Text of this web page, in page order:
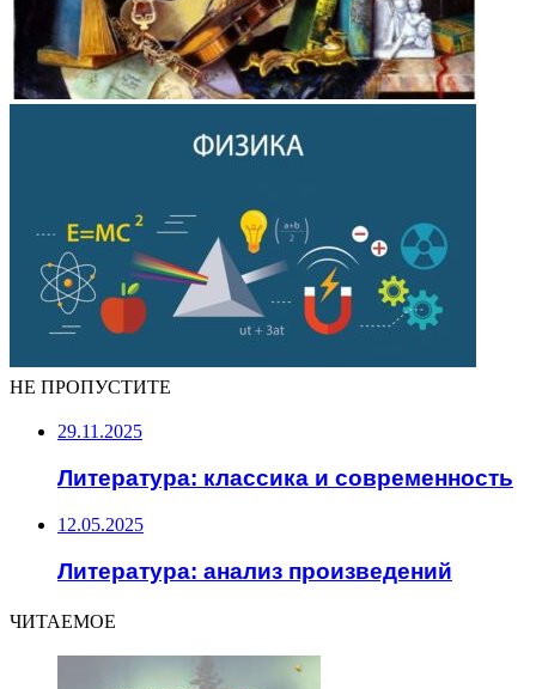
НЕ ПРОПУСТИТЕ
29.11.2025
Литература: классика и современность
12.05.2025
Литература: анализ произведений
ЧИТАЕМОЕ